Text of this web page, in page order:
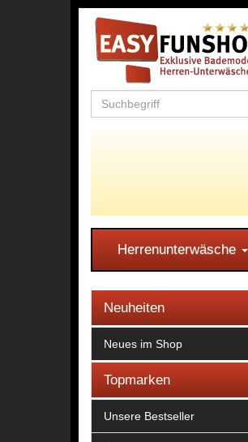
Herrenunterwäsche
Neuheiten
Neues im Shop
Topmarken
Unsere Bestseller